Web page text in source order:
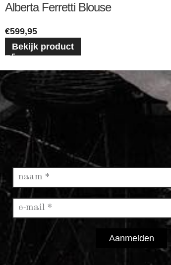
Alberta Ferretti Blouse
€599,95
Bekijk product
Aanmelden